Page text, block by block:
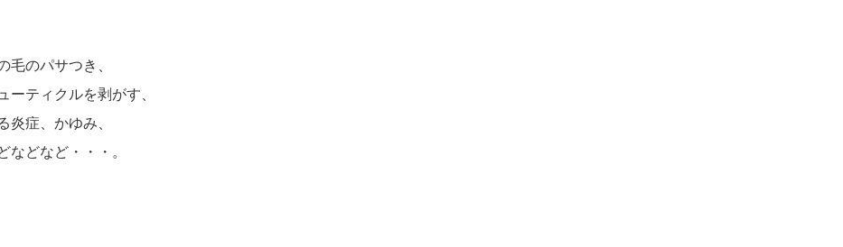
毛のパサつき、
ーティクルを剥がす、
炎症、かゆみ、
などなど・・・。